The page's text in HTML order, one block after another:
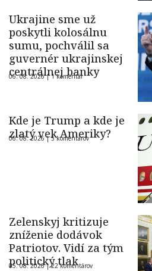
Ukrajine sme už
poskytli kolosálnu
sumu, pochválil sa
guvernér ukrajinskej
centrálnej banky
06. 08. 2026 |1 komentár
Kde je Trump a kde je
zlatý vek Ameriky?
06. 08. 2026 |5 komentárov
Zelenskyj kritizuje
zníženie dodávok
Patriotov. Vidí za tým
politický tlak
05. 08. 2026 |22 komentárov